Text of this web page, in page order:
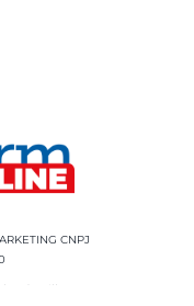
CNPJ
Filho -